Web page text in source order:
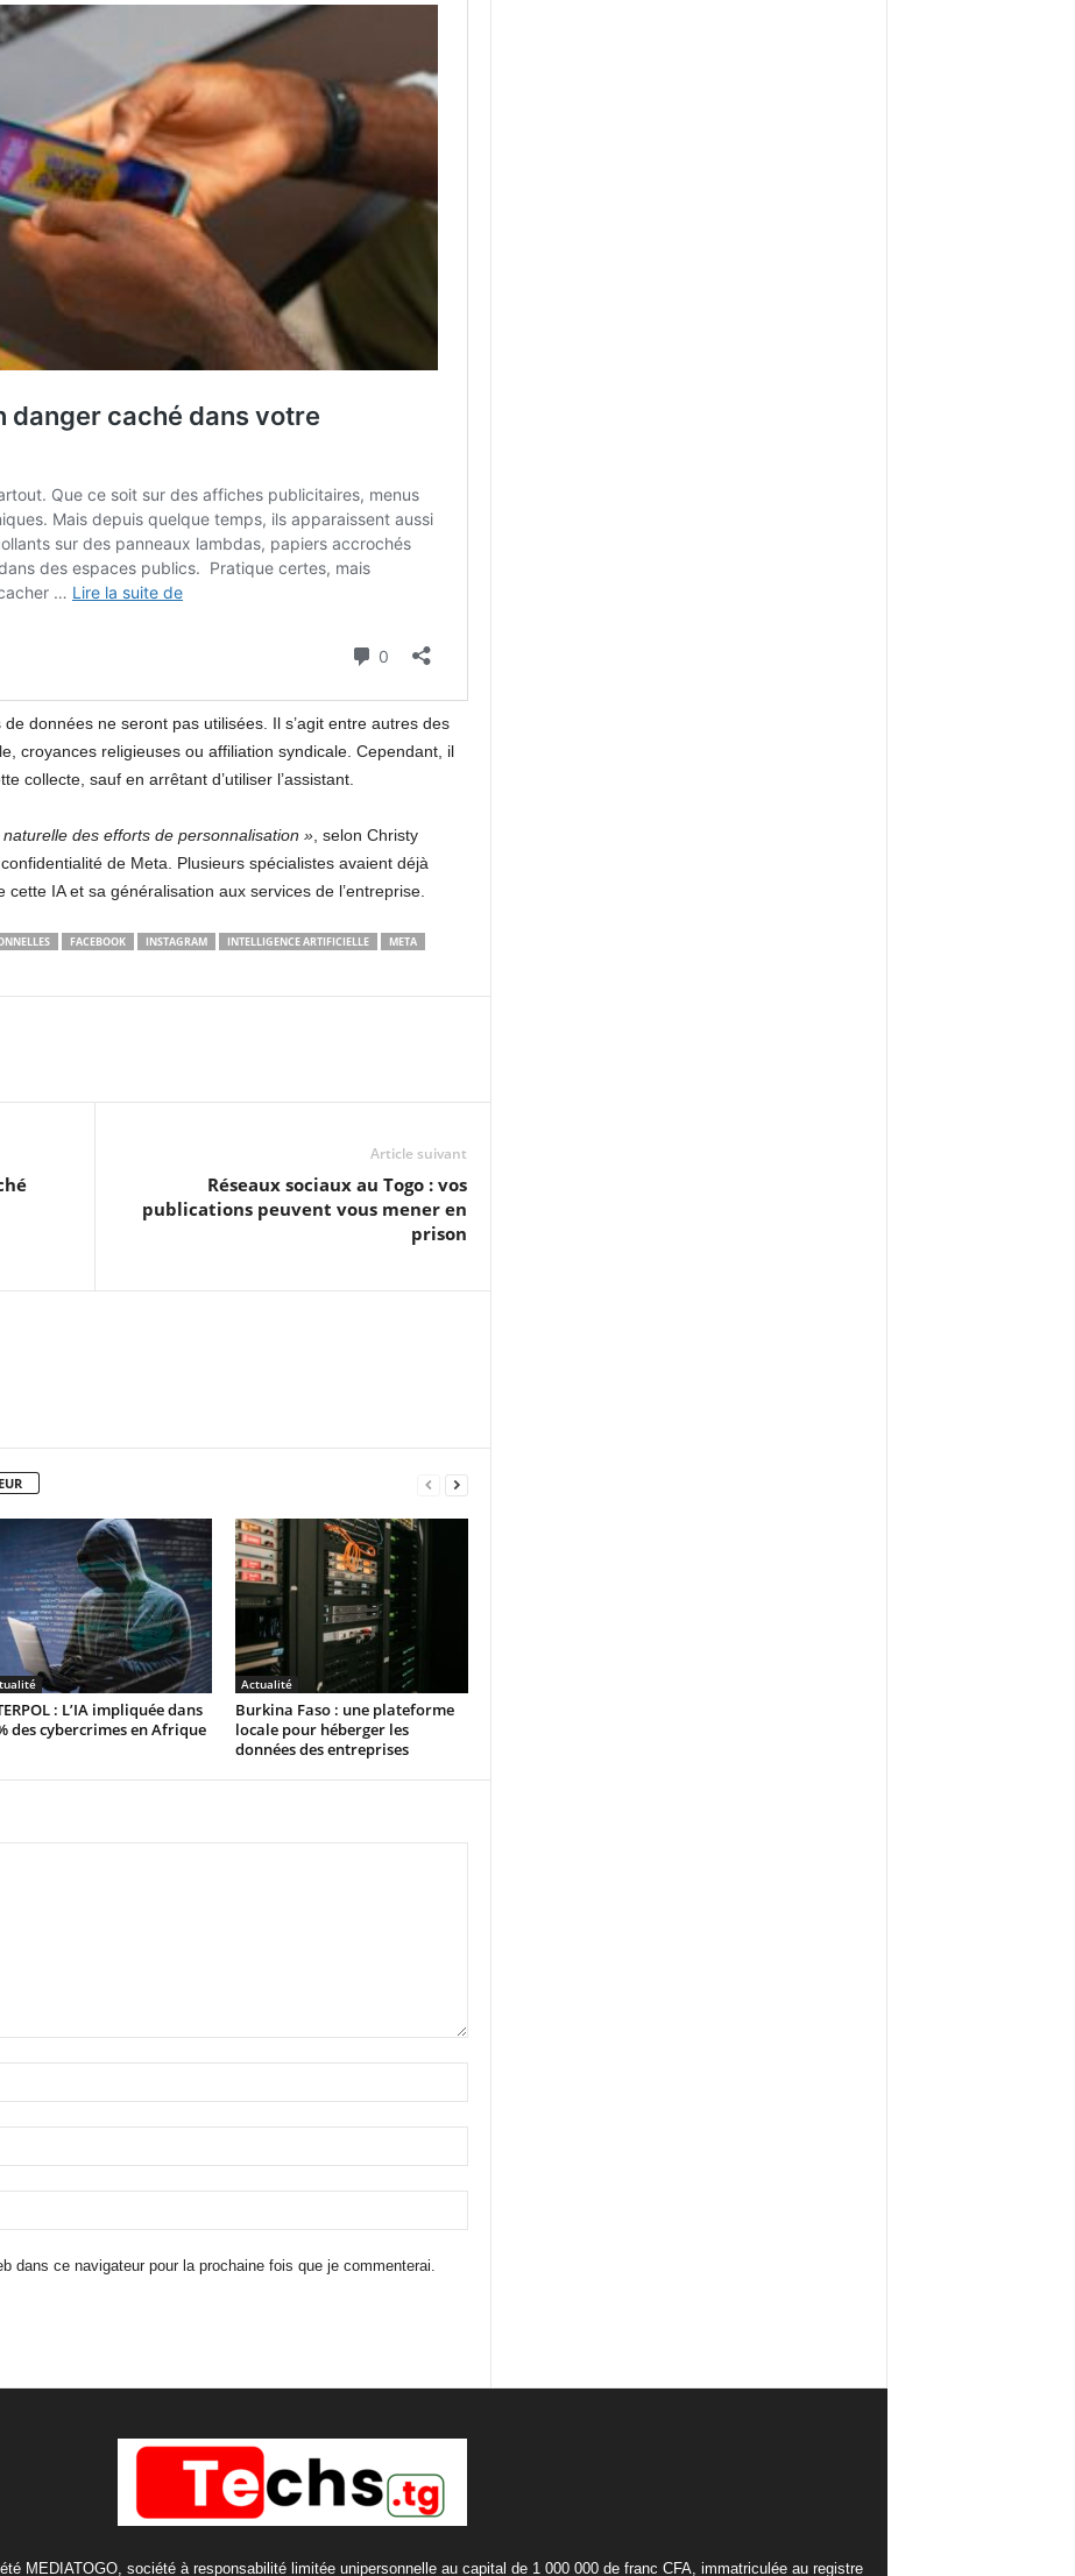
données ne seront pas utilisées. Il s’agit entre autres des
croyances religieuses ou affiliation syndicale. Cependant, il
collecte, sauf en arrêtant d’utiliser l’assistant.
des efforts de personnalisation », selon Christy
de Meta. Plusieurs spécialistes avaient déjà
IA et sa généralisation aux services de l’entreprise.
FACEBOOK INSTAGRAM INTELLIGENCE ARTIFICIELLE
META
Article suivant
Réseaux sociaux au Togo : vos
publications peuvent vous mener en
prison
: L’IA impliquée dans
des cybercrimes en Afrique
Actualité
Burkina Faso : une plateforme
locale pour héberger les
données des entreprises
dans ce navigateur pour la prochaine fois que je commenterai.
MEDIATOGO, société à responsabilité limitée unipersonnelle au capital de 1 000 000 de franc CFA, immatriculée au registre